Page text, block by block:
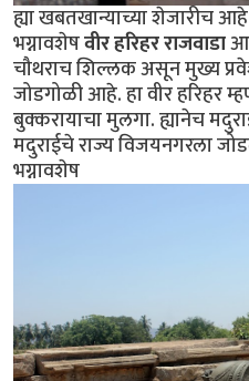
ह्या खबतखान्याच्या शेजारीच आहे
भग्नावशेषवीर हरिहर राजवाडा
चौथराच शिल्लक असून मुख्य
जोडगोळी आहे. हा वीर हरिहर
बुक्करायाचा मुलगा. ह्यानेच
मदुराईचे राज्य विजयनगरला
भग्नावशेष